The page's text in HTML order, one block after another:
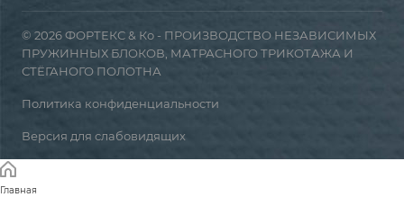
© 2026 ФОРТЕКС & Ко - ПРОИЗВОДСТВО НЕЗАВИСИМЫХ
ПРУЖИННЫХ БЛОКОВ, МАТРАСНОГО ТРИКОТАЖА И
СТЁГАНОГО ПОЛОТНА
Политика конфиденциальности
Версия для слабовидящих
Главная